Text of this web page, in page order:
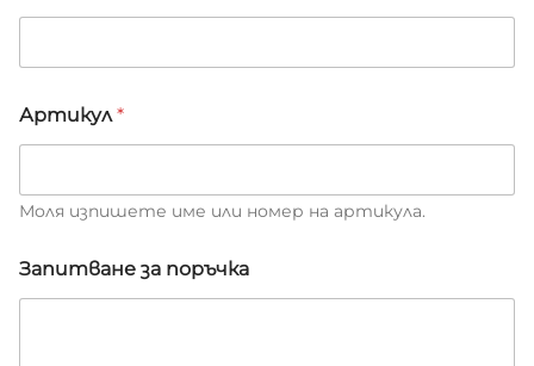
Артикул *
Моля изпишете име или номер на артикула.
Запитване за поръчка